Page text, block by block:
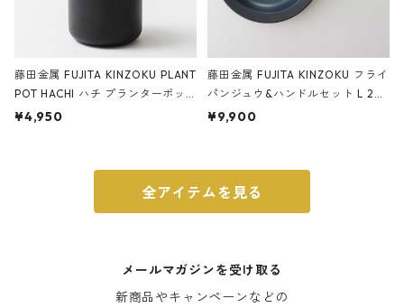
藤田金属 FUJITA KINZOKU PLANT
POT HACHI ハチ プランターポッ
ト 3号 ブラック
¥4,950
藤田金属 FUJITA KINZOKU フライ
パンジュウ&ハンドルセット L 24c
m ガス火・IH対応 鉄フライパン
¥9,900
全アイテムを見る
メールマガジンを受け取る
新商品やキャンペーンなどの